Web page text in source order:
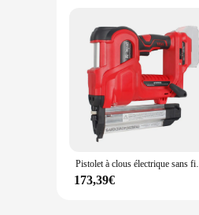
Pistolet à clous
173,39€